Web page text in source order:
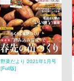
野菜だより 2021年1月号
[Full版]